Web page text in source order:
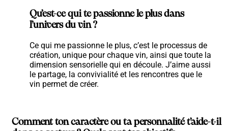
Qu’est-ce qui te passionne le plus dans
l’univers du vin ?
Ce qui me passionne le plus, c’est le processus de
création, unique pour chaque vin, ainsi que toute la
dimension sensorielle qui en découle. J’aime aussi
le partage, la convivialité et les rencontres que le
vin permet de créer.
Comment ton caractère ou ta personnalité t’aide-t-il